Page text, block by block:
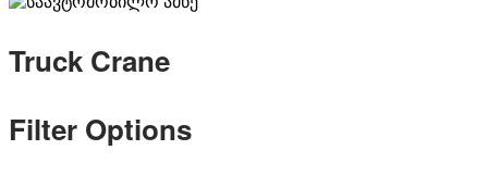
Truck Crane
Filter Options